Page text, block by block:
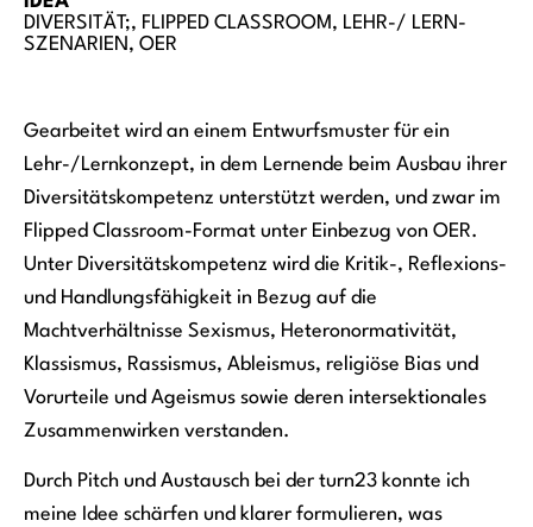
DIVERSITÄT;, FLIPPED CLASSROOM, LEHR-/ LERN-
SZENARIEN, OER
Gearbeitet wird an einem Entwurfsmuster für ein
Lehr-/Lernkonzept, in dem Lernende beim Ausbau ihrer
Diversitätskompetenz unterstützt werden, und zwar im
Flipped Classroom-Format unter Einbezug von OER.
Unter Diversitätskompetenz wird die Kritik-, Reflexions-
und Handlungsfähigkeit in Bezug auf die
Machtverhältnisse Sexismus, Heteronormativität,
Klassismus, Rassismus, Ableismus, religiöse Bias und
Vorurteile und Ageismus sowie deren intersektionales
Zusammenwirken verstanden.
Durch Pitch und Austausch bei der turn23 konnte ich
meine Idee schärfen und klarer formulieren, was